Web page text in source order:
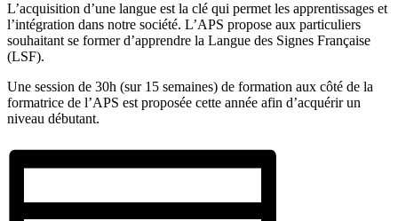
L’acquisition d’une langue est la clé qui permet les apprentissages et
l’intégration dans notre société. L’APS propose aux particuliers
souhaitant se former d’apprendre la Langue des Signes Française
(LSF).
Une session de 30h (sur 15 semaines) de formation aux côté de la
formatrice de l’APS est proposée cette année afin d’acquérir un
niveau débutant.